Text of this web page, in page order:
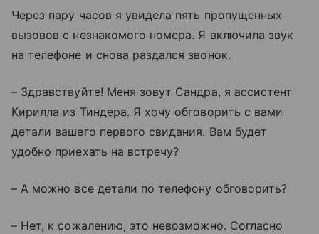
Через пару часов я увидела пять пропущенных
вызовов с незнакомого номера. Я включила звук
на телефоне и снова раздался звонок.
– Здравствуйте! Меня зовут Сандра, я ассистент
Кирилла из Тиндера. Я хочу обговорить с вами
детали вашего первого свидания. Вам будет
удобно приехать на встречу?
– А можно все детали по телефону обговорить?
– Нет, к сожалению, это невозможно. Согласно